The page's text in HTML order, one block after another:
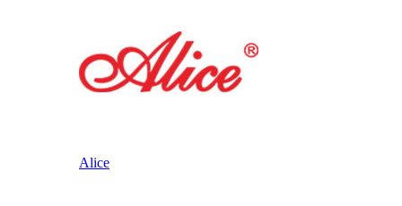
Alice